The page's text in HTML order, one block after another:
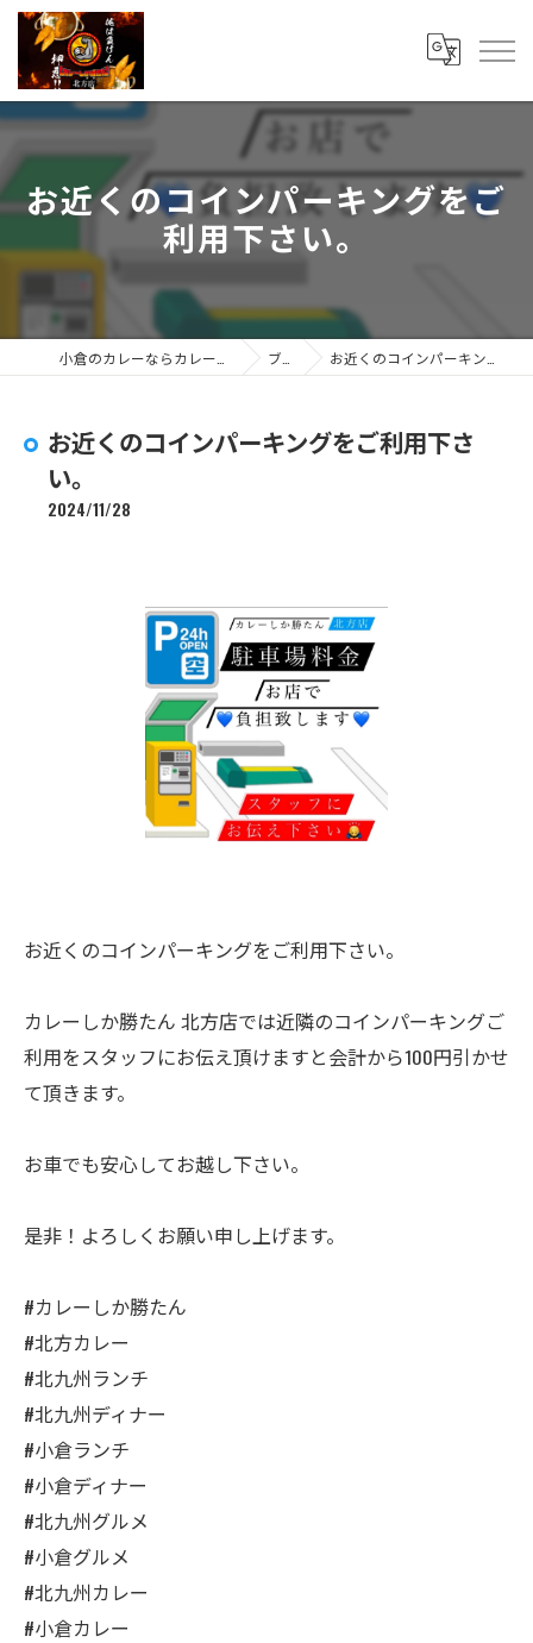
お近くのコインパーキングをご
利用下さい。
ブログ お近くのコインパーキングをご利用下さい。
お近くのコインパーキングをご利用下さ
い。
2024/11/28
お近くのコインパーキングをご利用下さい。
カレーしか勝たん 北方店では近隣のコインパーキングご
利用をスタッフにお伝え頂けますと会計から100円引かせ
て頂きます。
お車でも安心してお越し下さい。
是非！よろしくお願い申し上げます。
#カレーしか勝たん
#北方カレー
#北九州ランチ
#北九州ディナー
#小倉ランチ
#小倉ディナー
#北九州グルメ
#小倉グルメ
#北九州カレー
#小倉カレー